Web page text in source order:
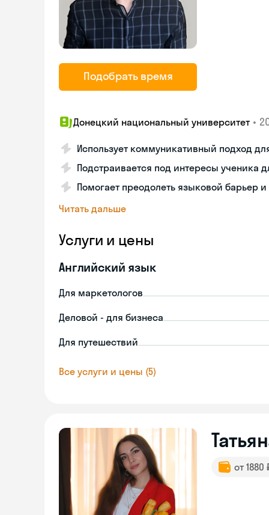
Подобрать время
Донецкий национальный университет •
Использует коммуникативный подход
Подстраивается под интересы ученика
Помогает преодолеть языковой барьер и
Читать дальше
Услуги и цены
Английский язык
Для маркетологов
Деловой - для бизнеса
Для путешествий
Все услуги и цены (5)
от